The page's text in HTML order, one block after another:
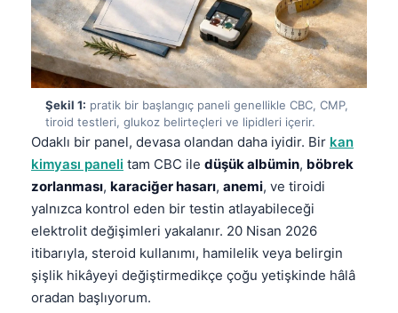
Şekil 1: pratik bir başlangıç paneli genellikle CBC, CMP,
tiroid testleri, glukoz belirteçleri ve lipidleri içerir.
Odaklı bir panel, devasa olandan daha iyidir. Bir kan
kimyası paneli tam CBC ile düşük albümin, böbrek
zorlanması, karaciğer hasarı, anemi, ve tiroidi
yalnızca kontrol eden bir testin atlayabileceği
elektrolit değişimleri yakalanır. 20 Nisan 2026
itibarıyla, steroid kullanımı, hamilelik veya belirgin
şişlik hikâyeyi değiştirmedikçe çoğu yetişkinde hâlâ
oradan başlıyorum.